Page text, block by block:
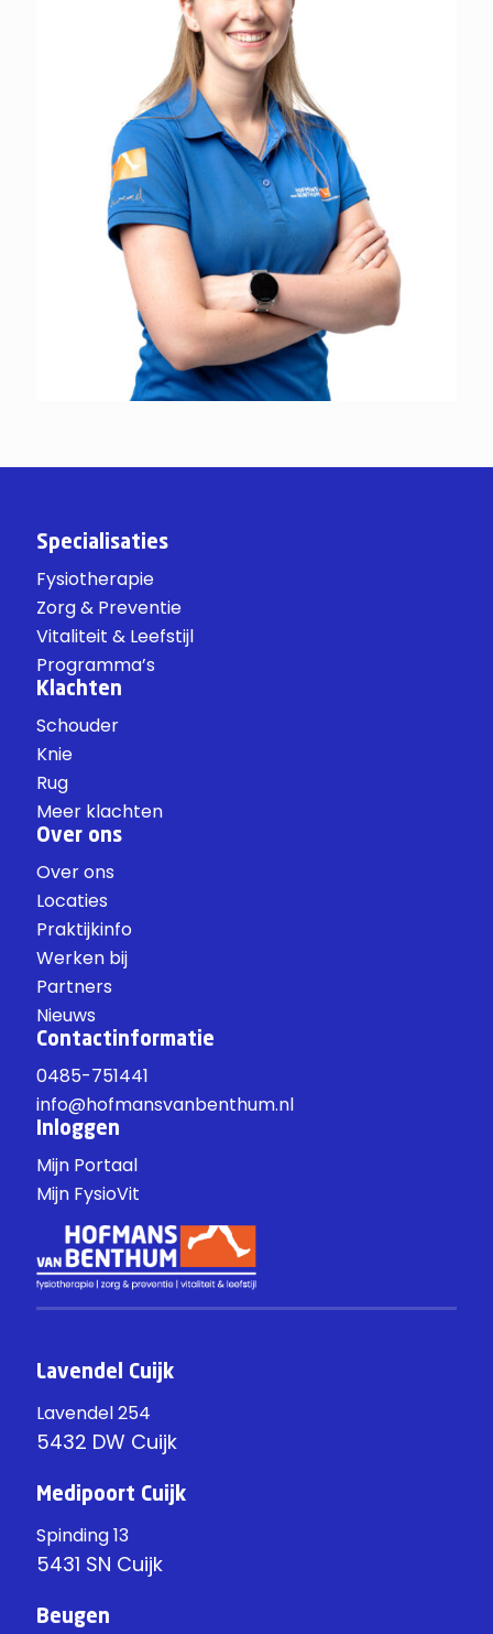
Specialisaties
Fysiotherapie
Zorg & Preventie
Vitaliteit & Leefstijl
Programma’s
Klachten
Schouder
Knie
Rug
Meer klachten
Over ons
Over ons
Locaties
Praktijkinfo
Werken bij
Partners
Nieuws
Contactinformatie
0485-751441
info@hofmansvanbenthum.nl
Inloggen
Mijn Portaal
Mijn FysioVit
Lavendel Cuijk
Lavendel 254
5432 DW Cuijk
Medipoort Cuijk
Spinding 13
5431 SN Cuijk
Beugen